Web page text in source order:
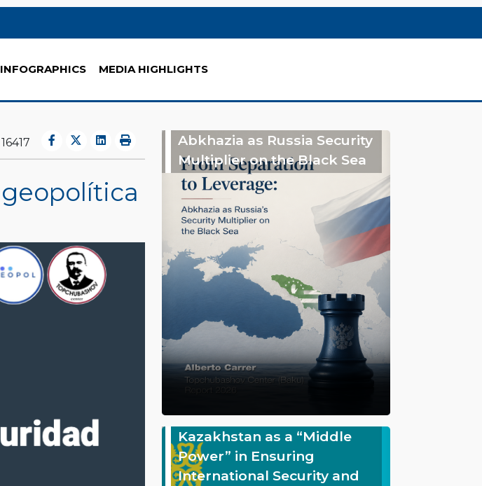
INFOGRAPHICS MEDIA HIGHLIGHTS
16417
Abkhazia as Russia Security
Multiplier on the Black Sea
Kazakhstan as a “Middle
Power” in Ensuring
International Security and